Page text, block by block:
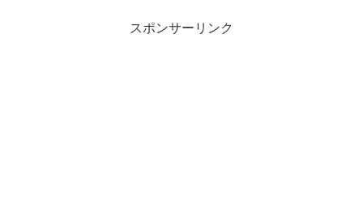
スポンサーリンク